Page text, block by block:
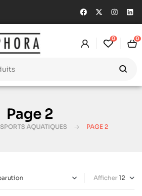
0 0
Page 2
SPORTS AQUATIQUES PAGE 2
Afficher